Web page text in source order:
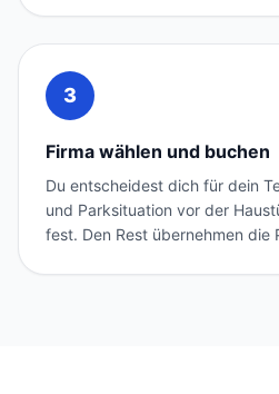
3
Firma wählen und buchen
Du entscheidest dich für dein
und Parksituation vor der
fest. Den Rest übernehmen die